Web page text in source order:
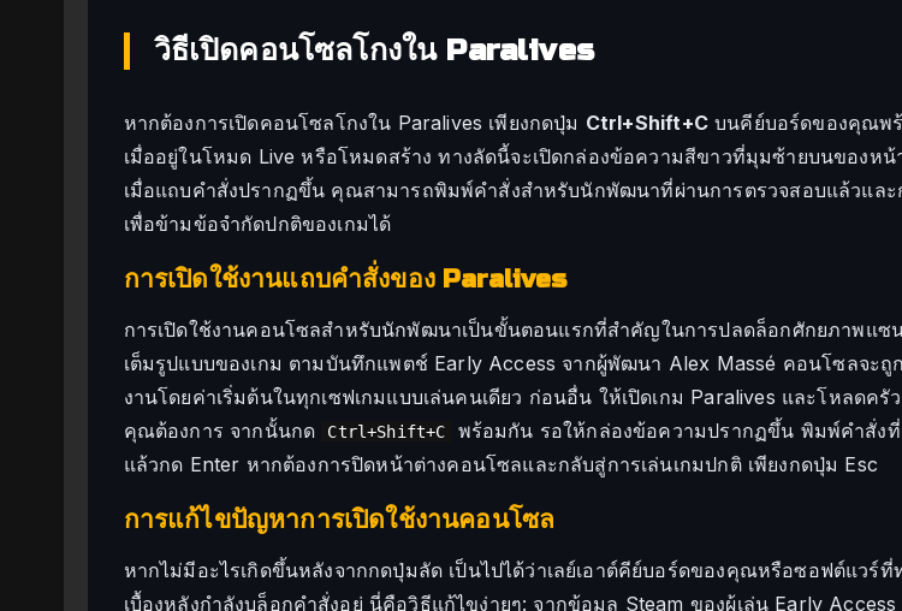
วิธีเปิดคอนโซลโกงใน Paralives
หากต้องการเปิดคอนโซลโกงใน Paralives เพียงกดปุ่ม Ctrl+Shift+Cบนคีย์บอร์ดของคุณพ
เมื่ออยู่ในโหมด Live หรือโหมดสร้าง ทางลัดนี้จะเปิดกล่องข้อความสีขาวที่มุมซ้ายบนของห
เมื่อแถบคำสั่งปรากฏขึ้น คุณสามารถพิมพ์คำสั่งสำหรับนักพัฒนาที่ผ่านการตรวจสอบแล้วและ
เพื่อข้ามข้อจำกัดปกติของเกมได้
การเปิดใช้งานแถบคำสั่งของ Paralives
การเปิดใช้งานคอนโซลสำหรับนักพัฒนาเป็นขั้นตอนแรกที่สำคัญในการปลดล็อกศักยภาพแซ
เต็มรูปแบบของเกม ตามบันทึกแพตช์ Early Access จากผู้พัฒนา Alex Massé คอนโซลจะถู
งานโดยค่าเริ่มต้นในทุกเซฟเกมแบบเล่นคนเดียว ก่อนอื่น ให้เปิดเกม Paralives และโหลดครั
คุณต้องการ จากนั้นกด
Ctrl+Shift+C
พร้อมกัน รอให้กล่องข้อความปรากฏขึ้น พิมพ์คำสั่งที่
แล้วกด Enter หากต้องการปิดหน้าต่างคอนโซลและกลับสู่การเล่นเกมปกติ เพียงกดปุ่ม Esc
การแก้ไขปัญหาการเปิดใช้งานคอนโซล
หากไม่มีอะไรเกิดขึ้นหลังจากกดปุ่มลัด เป็นไปได้ว่าเลย์เอาต์คีย์บอร์ดของคุณหรือซอฟต์แวร์ที่
เบื้องหลังกำลังบล็อกคำสั่งอยู่ นี่คือวิธีแก้ไขง่ายๆ: จากข้อมูล Steam ของผู้เล่น Early